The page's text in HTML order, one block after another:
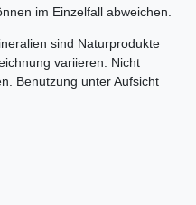
im Einzelfall abweichen.
sind Naturprodukte
variieren. Nicht
Benutzung unter Aufsicht